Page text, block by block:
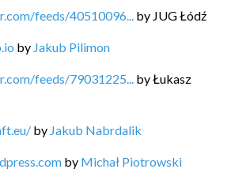
feeds/40510096... by JUG Łódź
by Jakub Pilimon
feeds/79031225... byŁukasz
by Jakub Nabrdalik
by Michał Piotrowski